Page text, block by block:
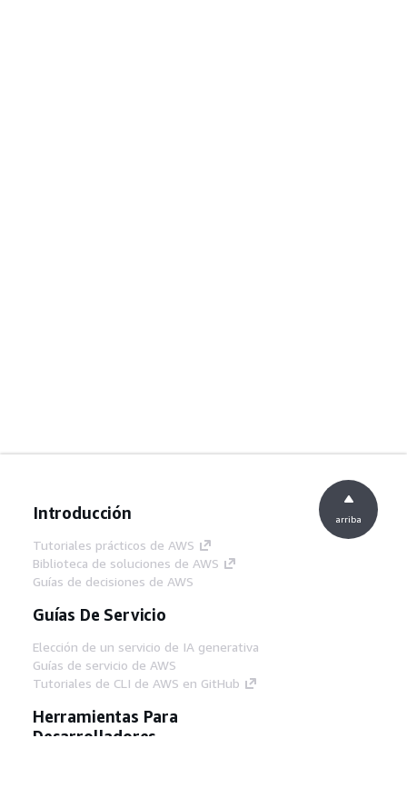
Introducción
Tutoriales prácticos de AWS
Biblioteca de soluciones de AWS
Guías de decisiones de AWS
Guías De Servicio
Elección de un servicio de IA generativa
Guías de servicio de AWS
Tutoriales de CLI de AWS en GitHub
Herramientas Para
Desarrolladores
arriba